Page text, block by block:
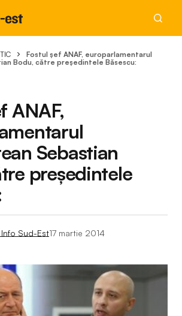
Fostul șef ANAF, europarlamentarul
Bodu, către președintele Băsescu:
ANAF,
Sebastian
președintele
Sud-Est17 martie 2014